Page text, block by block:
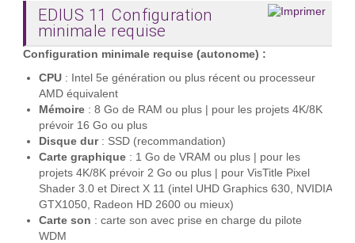
EDIUS 11 Configuration
minimale requise
Configuration minimale requise (autonome) :
CPU: Intel 5e génération ou plus récent ou processeur
AMD équivalent
Mémoire: 8 Go de RAM ou plus | pour les projets 4K/8K
prévoir 16 Go ou plus
Disque dur: SSD (recommandation)
Carte graphique: 1 Go de VRAM ou plus | pour les
projets 4K/8K prévoir 2 Go ou plus | pour VisTitle Pixel
Shader 3.0 et Direct X 11 (intel UHD Graphics 630, NVIDIA
GTX1050, Radeon HD 2600 ou mieux)
Carte son : carte son avec prise en charge du pilote
WDM